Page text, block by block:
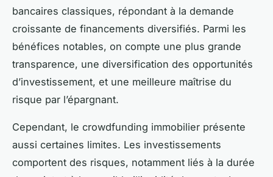
bancaires classiques, répondant à la demande
croissante de financements diversifiés. Parmi les
bénéfices notables, on compte une plus grande
transparence, une diversification des opportunités
d’investissement, et une meilleure maîtrise du
risque par l’épargnant.
Cependant, le crowdfunding immobilier présente
aussi certaines limites. Les investissements
comportent des risques, notamment liés à la durée